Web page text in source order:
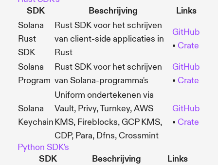
SDK
Beschrijving
Links
Solana
Rust
SDK
Rust SDK voor het schrijven
van client-side applicaties in
Rust
GitHub
• Crate
Solana
Program
Rust SDK voor het schrijven
van Solana-programma's
GitHub
• Crate
Solana
Keychain
Uniform ondertekenen via
Vault, Privy, Turnkey, AWS
KMS, Fireblocks, GCP KMS,
CDP, Para, Dfns, Crossmint
GitHub
• Crate
Python SDK's
SDK
Beschrijving
Links